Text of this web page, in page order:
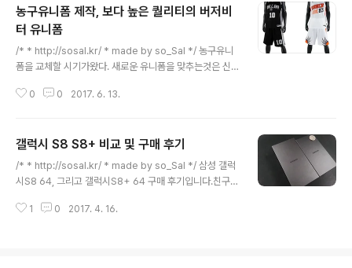
농구유니폼 제작, 보다 높은 퀄리티의 버저비
터 유니폼
/* * http://sosal.kr/ * made by so_Sal */ 농구유니
폼을 교체할 시기가왔다. 새로운 유니폼을 맞추는것은 신
신경쓰이고 귀찮은일이 아닐수없다. 나는 다년간 총무를해
터 여러 업체를 돌아보며 조사를하는 편이다. 그래서 내가
총무를 하나보다. 이번에 제작할 업체는 버저비터다. htt
p://buzzerbeater.co.kr/ 12년도 버저비터가 생기고 초
업체였다. 그런데 요즘 버저비터는 더욱 성장한거같다. 리
0 0 2017. 6. 13.
갤럭시 S8 S8+ 비교 및 구매 후기
/* * http://sosal.kr/ * made by so_Sal */ 삼성 갤럭
시S8 64, 그리고 갤럭시S8+ 64 구매 후기입니다.친구와
팩은 http://www.samsung.com/sec/smartphone
1 0 2017. 4. 16.